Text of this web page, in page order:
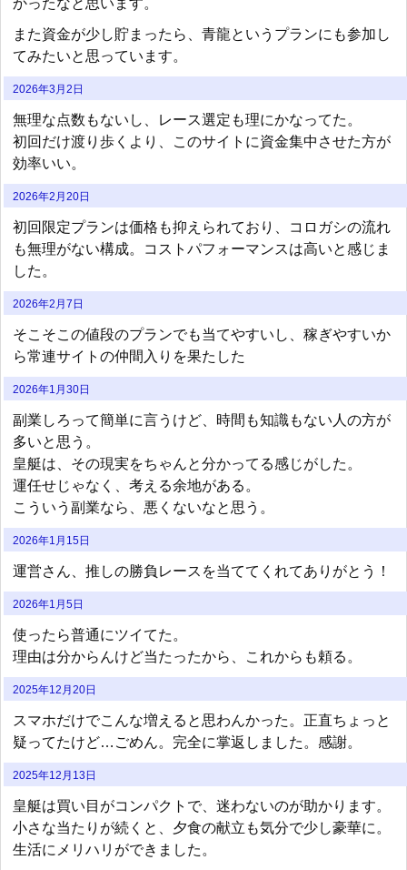
また資金が少し貯まったら、青龍というプランにも参加し
てみたいと思っています。
2026年3月2日
無理な点数もないし、レース選定も理にかなってた。
初回だけ渡り歩くより、このサイトに資金集中させた方が
効率いい。
2026年2月20日
初回限定プランは価格も抑えられており、コロガシの流れ
も無理がない構成。コストパフォーマンスは高いと感じま
した。
2026年2月7日
そこそこの値段のプランでも当てやすいし、稼ぎやすいか
ら常連サイトの仲間入りを果たした
2026年1月30日
副業しろって簡単に言うけど、時間も知識もない人の方が
多いと思う。
皇艇は、その現実をちゃんと分かってる感じがした。
運任せじゃなく、考える余地がある。
こういう副業なら、悪くないなと思う。
2026年1月15日
運営さん、推しの勝負レースを当ててくれてありがとう！
2026年1月5日
使ったら普通にツイてた。
理由は分からんけど当たったから、これからも頼る。
2025年12月20日
スマホだけでこんな増えると思わんかった。正直ちょっと
疑ってたけど…ごめん。完全に掌返しました。感謝。
2025年12月13日
皇艇は買い目がコンパクトで、迷わないのが助かります。
小さな当たりが続くと、夕食の献立も気分で少し豪華に。
生活にメリハリができました。